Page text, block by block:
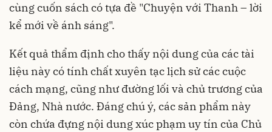
cùng cuốn sách có tựa đề "Chuyện với Thanh – lời
kể mới về ánh sáng".
Kết quả thẩm định cho thấy nội dung của các tài
liệu này có tính chất xuyên tạc lịch sử các cuộc
cách mạng, cũng như đường lối và chủ trương của
Đảng, Nhà nước. Đáng chú ý, các sản phẩm này
còn chứa đựng nội dung xúc phạm uy tín của Chủ